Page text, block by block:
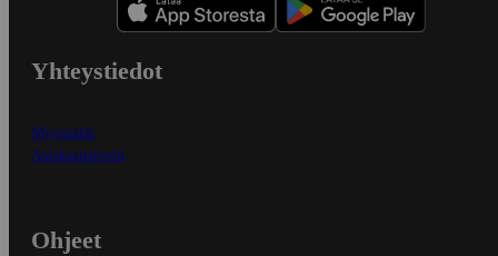
Yhteystiedot
Myymälät
Asiakaspalvelu
Ohjeet